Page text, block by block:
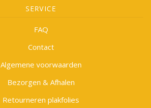
SERVICE
FAQ
Contact
Algemene voorwaarden
Bezorgen & Afhalen
Retourneren plakfolies